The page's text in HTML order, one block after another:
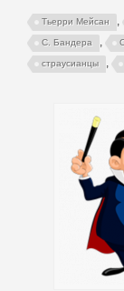
Тьерри Мейсан ,
С. Бандера ,
страусианцы ,